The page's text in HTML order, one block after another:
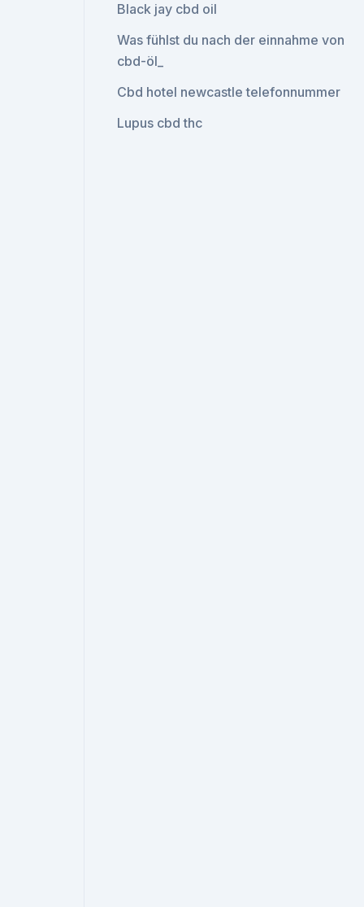
Black jay cbd oil
Was fühlst du nach der einnahme von
cbd-öl_
Cbd hotel newcastle telefonnummer
Lupus cbd thc